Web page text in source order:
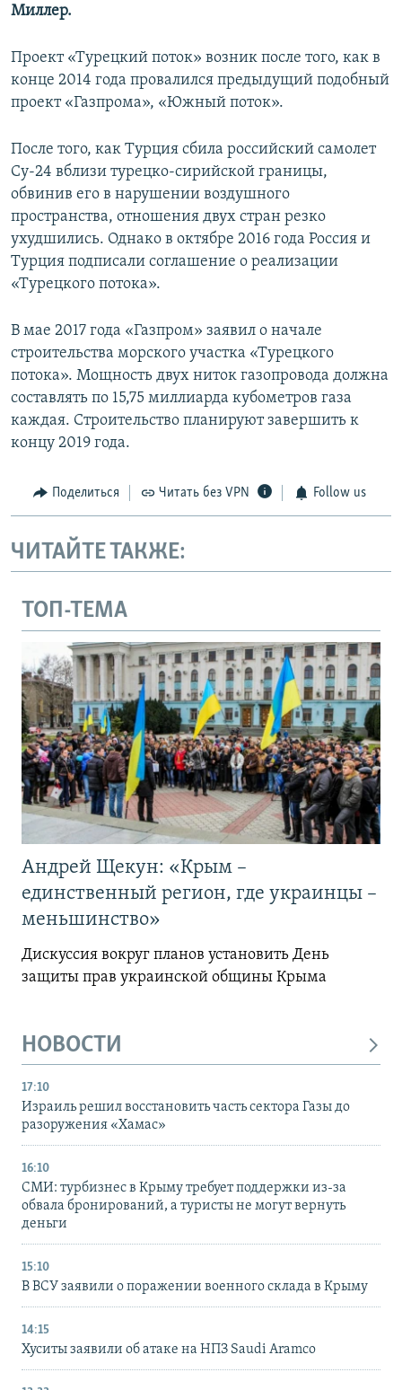
Миллер.
Проект «Турецкий поток» возник после того, как в
конце 2014 года провалился предыдущий подобный
проект «Газпрома», «Южный поток».
После того, как Турция сбила российский самолет
Су-24 вблизи турецко-сирийской границы,
обвинив его в нарушении воздушного
пространства, отношения двух стран резко
ухудшились. Однако в октябре 2016 года Россия и
Турция подписали соглашение о реализации
«Турецкого потока».
В мае 2017 года «Газпром» заявил о начале
строительства морского участка «Турецкого
потока». Мощность двух ниток газопровода должна
составлять по 15,75 миллиарда кубометров газа
каждая. Строительство планируют завершить к
концу 2019 года.
Поделиться Читать без VPN Follow us
ЧИТАЙТЕ ТАКЖЕ:
ТОП-ТЕМА
Андрей Щекун: «Крым –
единственный регион, где украинцы –
меньшинство»
Дискуссия вокруг планов установить День
защиты прав украинской общины Крыма
НОВОСТИ
17:10
Израиль решил восстановить часть сектора Газы до
разоружения «Хамас»
16:10
СМИ: турбизнес в Крыму требует поддержки из-за
обвала бронирований, а туристы не могут вернуть
деньги
15:10
В ВСУ заявили о поражении военного склада в Крыму
14:15
Хуситы заявили об атаке на НПЗ Saudi Aramco